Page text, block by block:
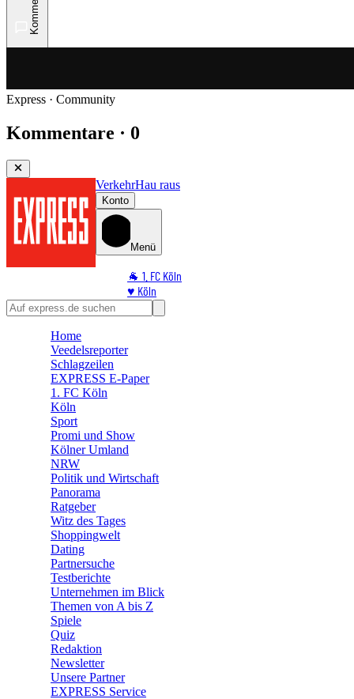
Express · Community
Kommentare · 0
VerkehrHau raus
Konto
Menü
🐐 1. FC Köln
♥️ Köln
⭐ Promi
🛒 Shoppingwelt
Home
Veedelsreporter
Schlagzeilen
EXPRESS E-Paper
1. FC Köln
Köln
Sport
Promi und Show
Kölner Umland
NRW
Politik und Wirtschaft
Panorama
Ratgeber
Witz des Tages
Shoppingwelt
Dating
Partnersuche
Testberichte
Unternehmen im Blick
Themen von A bis Z
Spiele
Quiz
Redaktion
Newsletter
Unsere Partner
EXPRESS Service